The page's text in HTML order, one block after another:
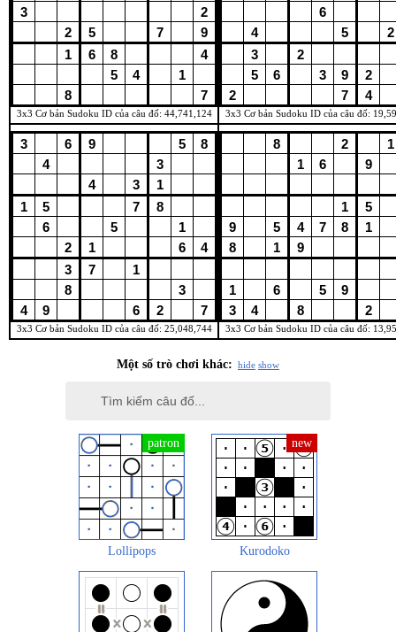
3x3 Cơ bản Sudoku ID của câu đố: 44,741,124 3x3 Cơ bản Sudoku ID của câu đố:
3x3 Cơ bản Sudoku ID của câu đố: 25,048,744 3x3 Cơ bản Sudoku ID của câu đố:
Một số trò chơi khác: hide show
Lollipops Kurodoko